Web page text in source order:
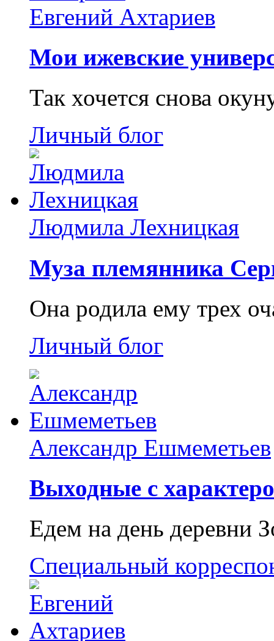
Евгений Ахтариев
Мои ижевские
Так хочется снова
Личный блог
Людмила Лехницкая
Муза племянника
Она родила ему трех
Личный блог
Александр Ешмеметьев
Выходные с
Едем на день деревни
Специальный